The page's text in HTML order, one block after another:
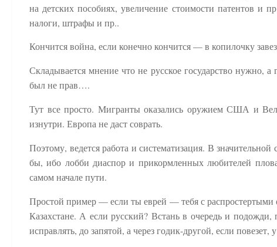
на детских пособиях, увеличение стоимости патентов
налоги, штрафы и пр..
Кончится война, если конечно кончится — в копилочку
Складывается мнение что не русское государство нужно,
был не прав….
Тут все просто. Мигранты оказались оружием США и
изнутри. Европа не даст соврать.
Поэтому, ведется работа и систематизация. В
бы, ибо лобби диаспор и прикормленных любителей
самом начале пути.
Простой пример — если ты еврей — тебя с
Казахстане. А если русский? Встань в очередь и
исправлять, до запятой, а через годик-другой, если